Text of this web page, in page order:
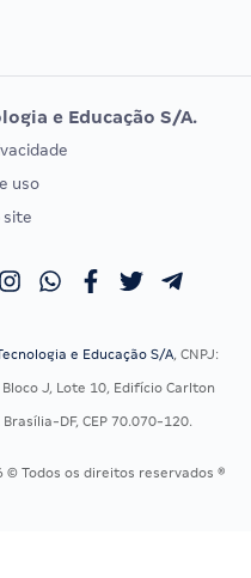
Vunesp
EXAME DE ORDEM
Calendário OAB
e Educação S/A.
uso
site
e Educação S/A, CNPJ:
J, Lote 10, Edifício Carlton
DF, CEP 70.070-120.
© Todos os direitos reservados ®